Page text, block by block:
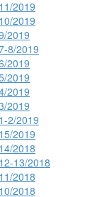
2019
2019
2019
8/2019
2019
2019
2019
2019
2/2019
2019
2018
13/2018
2018
2018